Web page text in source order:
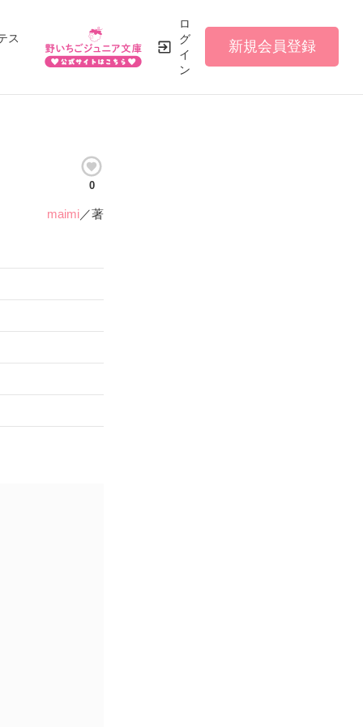
ス
ロ
グ
イ
ン
新規会員登録
0
maimi／著